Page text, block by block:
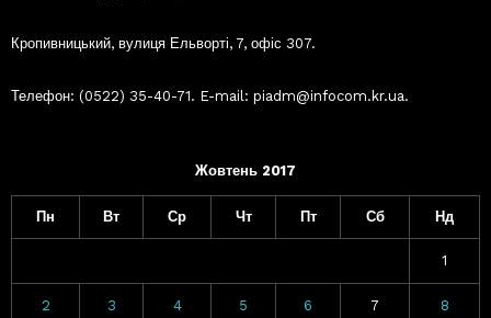
Кропивницький, вулиця Ельворті, 7, офіс 307.
Телефон: (0522) 35-40-71. E-mail: piadm@infocom.kr.ua.
Жовтень 2017
Пн Вт Ср Чт Пт Сб Нд
1
2 3 4 5 6 7 8